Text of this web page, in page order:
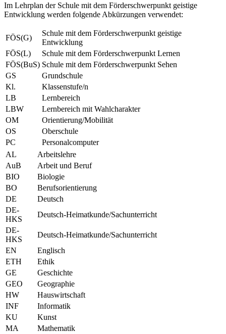
Im Lehrplan der Schule mit dem Förderschwerpunkt geistige
Entwicklung werden folgende Abkürzungen verwendet:
FÖS(G)
Schule mit dem Förderschwerpunkt geistige
Entwicklung
FÖS(L)
Schule mit dem Förderschwerpunkt Lernen
FÖS(BuS) Schule mit dem Förderschwerpunkt Sehen
GS
Grundschule
Kl.
Klassenstufe/n
LB
Lernbereich
LBW
Lernbereich mit Wahlcharakter
OM
Orientierung/Mobilität
OS
Oberschule
PC
Personalcomputer
AL
Arbeitslehre
AuB
Arbeit und Beruf
BIO
Biologie
BO
Berufsorientierung
DE
Deutsch
DE-
HKS
Deutsch-Heimatkunde/Sachunterricht
DE-
HKS
Deutsch-Heimatkunde/Sachunterricht
EN
Englisch
ETH
Ethik
GE
Geschichte
GEO
Geographie
HW
Hauswirtschaft
INF
Informatik
KU
Kunst
MA
Mathematik